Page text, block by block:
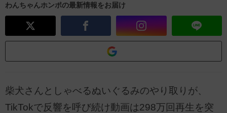
わんちゃんホンポの最新情報をお届け
柴犬さんとしゃべるぬいぐるみのやり取りが、
TikTokで反響を呼び続け動画は298万回再生を突